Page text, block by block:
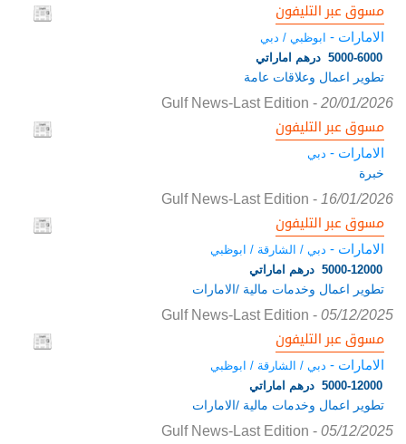
مسوق عبر التليفون
الامارات - ابوظبي / دبي
5000-6000 درهم اماراتي
تطوير اعمال وعلاقات عامة
Gulf News-Last Edition - 20/01/2026
مسوق عبر التليفون
الامارات - دبي
خبرة
Gulf News-Last Edition - 16/01/2026
مسوق عبر التليفون
الامارات - دبي / الشارقة / ابوظبي
5000-12000 درهم اماراتي
تطوير اعمال وخدمات مالية /الامارات
Gulf News-Last Edition - 05/12/2025
مسوق عبر التليفون
الامارات - دبي / الشارقة / ابوظبي
5000-12000 درهم اماراتي
تطوير اعمال وخدمات مالية /الامارات
Gulf News-Last Edition - 05/12/2025